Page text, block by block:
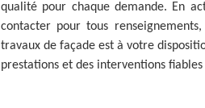
qualité pour chaque demande. En
contacter pour tous
travaux de façade est à votre
prestations et des interventions